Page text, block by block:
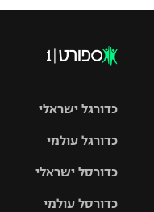
כדורגל ישראלי
כדורגל עולמי
האלופות
כדורסל ישראלי
כדורסל עולמי